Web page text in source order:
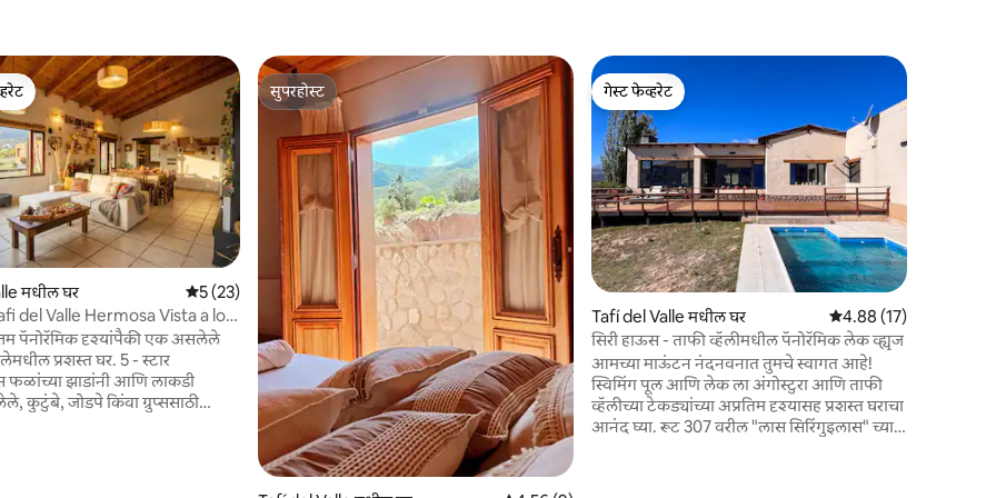
रिव्ह्यूज
मधील घर 5 पैकी 5 सरासरी रेटिंग, 23 रिव्ह्यूज
5 (23)
del Valle Hermosa Vista a los
पॅनोरॅमिक दृश्यांपैकी एक असलेले
प्रशस्त घर. 5 - स्टार
फळांच्या झाडांनी आणि लाकडी
कुटुंबे, जोडपे किंवा ग्रुप्ससाठी
सुपरहोस्ट
सुपरहोस्ट
गेस्ट फेव्हरेट
गेस्ट फेव्हरेट
Tafí del Valle मधील घर 5 पैकी 4.88 सरासरी रेटिंग,
4.88 (17)
सिरी हाऊस - ताफी व्हॅलीमधील पॅनोरॅमिक लेक व्ह्यूज
आमच्या माऊंटन नंदनवनात तुमचे स्वागत आहे!
स्विमिंग पूल आणि लेक ला अंगोस्टुरा आणि ताफी
व्हॅलीच्या टेकड्यांच्या अप्रतिम दृश्यासह प्रशस्त घराचा
आनंद घ्या. रूट 307 वरील "लास सिरिंगुइलास" च्या